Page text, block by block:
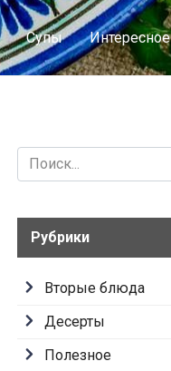
Супы Интересное
Search
for:
Рубрики
Вторые блюда
Десерты
Полезное